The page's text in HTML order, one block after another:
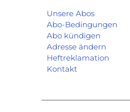
Unsere Abos
Abo-Bedingungen
Abo kündigen
Adresse ändern
Heftreklamation
Kontakt